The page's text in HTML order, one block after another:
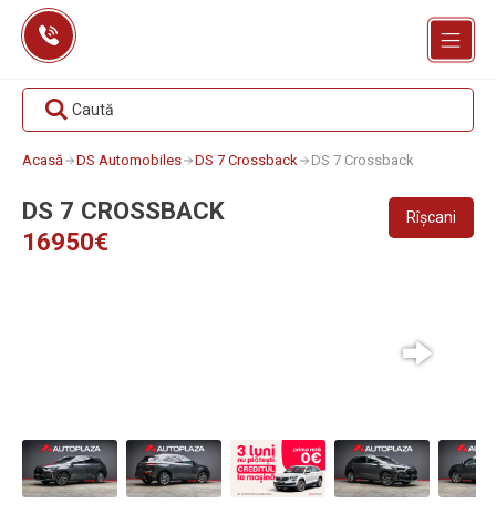
Skip
content
Caută
Acasă DS Automobiles DS 7 Crossback DS 7 Crossback
DS 7 CROSSBACK
16950€
Rîșcani